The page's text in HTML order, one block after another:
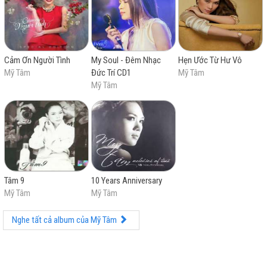
trường trong nước. Mỹ Tâm tiếp tục phát hành một
chuỗi các sản phẩm âm nhạc thành công về mặt
chuyên môn và thương mại, bao gồm các album đề cử
cho giải Cống hiến Hoàng hôn thức giấc (2005), Vút
bay (2006), Trở lại (2008). Năm 2004, Mỹ Tâm tổ chức
chương trình biểu diễn "Liveshow Ngày ấy & bây giờ",
có mức kinh phí đầu tư lớn nhất tại Việt Nam lúc đó.
Trong thập niên 2010, cô thực hiện chuyến lưu diễn
Heartbeat và phát hành Tâm (2013), Tâm 9 (2017), liên
tiếp gặt hái thành công thương mại. Bên cạnh việc tự
sáng tác, cô còn hát các ca khúc của tác giả khác như
"Tóc nâu môi trầm", "Họa mi tóc nâu", "Ước gì", "Hát với
dòng sông", "Xích lô" hay "Cây đàn sinh viên". Kể từ
năm 2022, Mỹ Tâm tổ chức liveshow thường niên mang
tên My Soul 1981.
Mỹ Tâm nằm trong danh sách những nghệ sĩ thu âm
bán đĩa nhạc chạy nhất tại Việt Nam, với doanh thu
khoảng 2 triệu bản. Trong suốt sự nghiệp âm nhạc của
Cảm Ơn Người Tình
Mỹ Tâm
My Soul - Đêm Nhạc
Đức Trí CD1
Mỹ Tâm
Hẹn Ước Từ Hư Vô
Mỹ Tâm
Tâm 9
Mỹ Tâm
10 Years Anniversary
Mỹ Tâm
Nghe tất cả album của Mỹ Tâm